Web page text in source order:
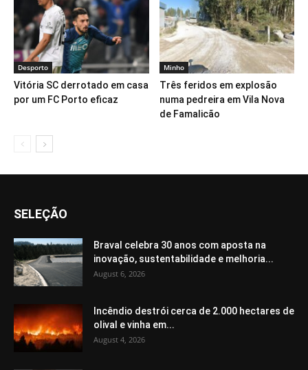
Desporto
Vitória SC derrotado em casa
por um FC Porto eficaz
Minho
Três feridos em explosão
numa pedreira em Vila Nova
de Famalicão
SELEÇÃO
Braval celebra 30 anos com aposta na
inovação, sustentabilidade e melhoria...
August 6, 2026
Incêndio destrói cerca de 2.000 hectares de
olival e vinha em...
August 4, 2026